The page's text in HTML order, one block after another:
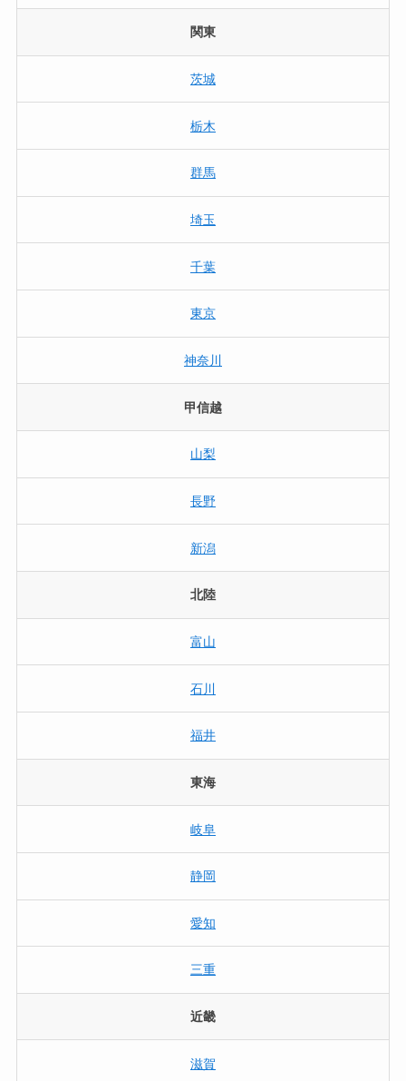
関東
茨城
栃木
群馬
埼玉
千葉
東京
神奈川
甲信越
山梨
長野
新潟
北陸
富山
石川
福井
東海
岐阜
静岡
愛知
三重
近畿
滋賀